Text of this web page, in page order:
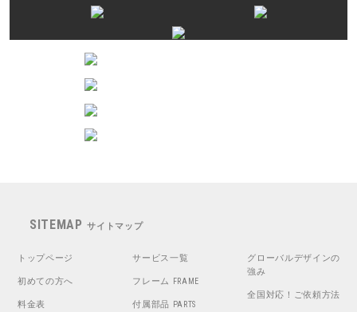
SITEMAP サイトマップ
トップページ
初めての方へ
料金表
サービス一覧
フレーム FRAME
付属部品 PARTS
グローバルデザインの
強み
全国対応！ご依頼方法